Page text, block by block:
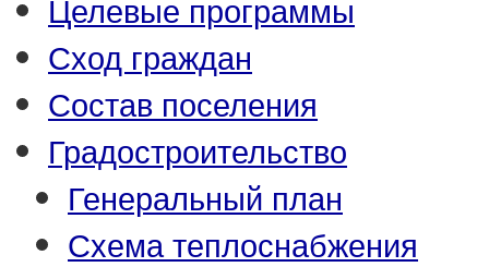
Целевые программы
Сход граждан
Состав поселения
Градостроительство
Генеральный план
Схема теплоснабжения